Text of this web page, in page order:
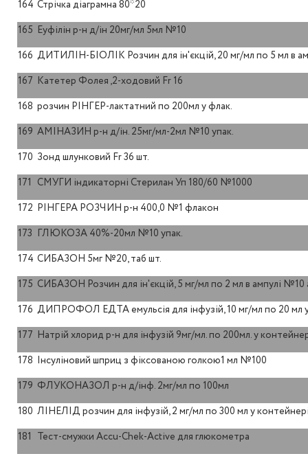
164 Стрічка діаграмна 80*20
165 Еуфілін р-н д/ін 20мг/мл 5мл №10
166 ДИТИЛІН-БІОЛІК Розчин для ін'єкцій, 20 мг/мл по 5 мл в
167 Катетер Фолея ,2-ходовий Fr 16
168 розчин РІНГЕР-лактатний по 200мл у флак.
169 АМІНАЗИН р-н д/ін. 25мг/мл-2мл №10 упак.
170 Зонд шлунковий Fr 36 шт.
171 СМУГИ індикаторні Стерилан Уп 180/60 №1000
172 РІНГЕРА РОЗЧИН р-н 400,0 №1 флакон
173 ГЛЮКОЗА 40%-20мл №10 упак.
174 СИБАЗОН 5мг №20, таб шт.
175 СИБАЗОН Розчин для ін'єкцій, 5 мг/мл по 2 мл в ампулі №10
176 ДИПРОФОЛ ЕДТА емульсія для інфузій, 10 мг/мл по 20 мл
177 Натрій хлорид р-н для інфузій 9мг/мл. по 200мл. у
178 Інсуліновий шприц з фіксованою голкою1 мл №100
179 ФЛУКОНАЗОЛ р-н д/інф. 2мг/мл по 100мл
180 ЛІНЕЛІД розчин для інфузій, 2 мг/мл по 300 мл у
181 Тест-смужки Accu-Chek-Active для глюкометра